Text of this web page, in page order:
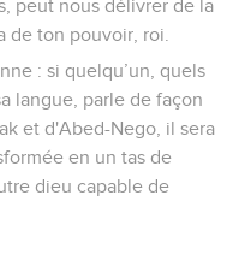
peut nous délivrer de la
de ton pouvoir, roi.
: si quelqu’un, quels
langue, parle de façon
et d'Abed-Nego, il sera
en un tas de
dieu capable de